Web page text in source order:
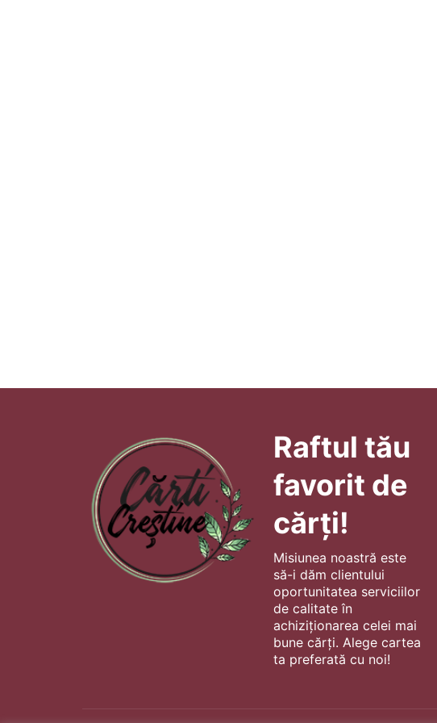
Raftul tău
favorit de
cărți!
Misiunea noastră este
să-i dăm clientului
oportunitatea serviciilor
de calitate în
achiziționarea celei mai
bune cărți. Alege cartea
ta preferată cu noi!